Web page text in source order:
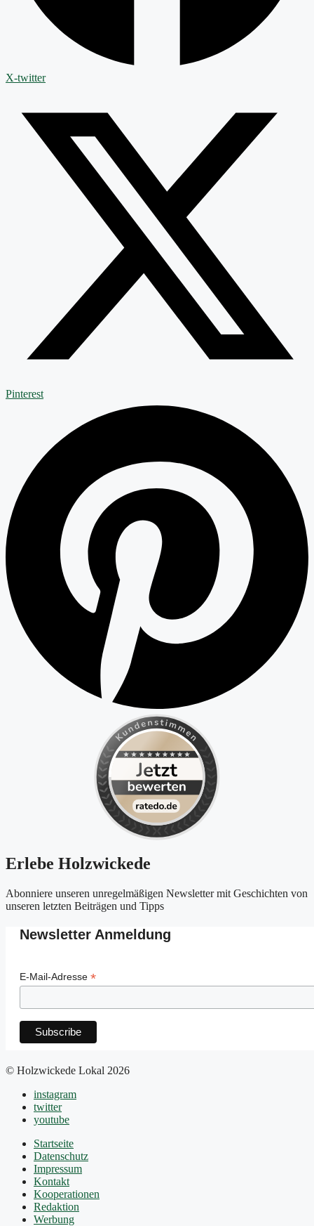
X-twitter
Pinterest
Erlebe Holzwickede
Abonniere unseren unregelmäßigen Newsletter mit Geschichten von
unseren letzten Beiträgen und Tipps
Newsletter Anmeldung
E-Mail-Adresse *
© Holzwickede Lokal 2026
instagram
twitter
youtube
Startseite
Datenschutz
Impressum
Kontakt
Kooperationen
Redaktion
Werbung